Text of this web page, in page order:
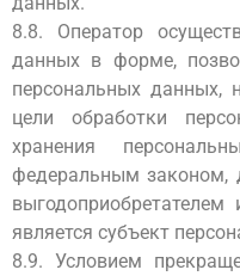
8.8. Оператор
данных в форме,
персональных данных,
цели обработки
хранения
федеральным законом,
является субъект
8.9. Условием